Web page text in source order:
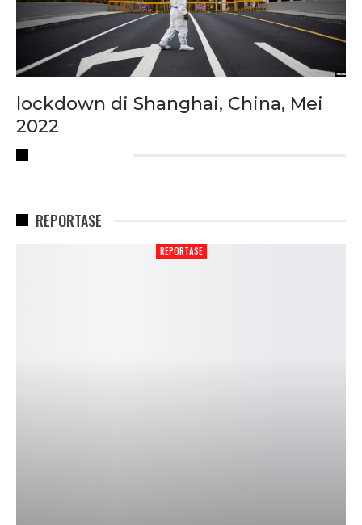
lockdown di Shanghai, China, Mei
2022
REPORTASE
REPORTASE